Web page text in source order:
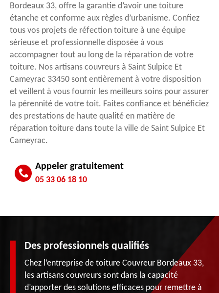
Bordeaux 33, offre la garantie d’avoir une toiture
étanche et conforme aux règles d’urbanisme. Confiez
tous vos projets de réfection toiture à une équipe
sérieuse et professionnelle disposée à vous
accompagner tout au long de la réparation de votre
toiture. Nos artisans couvreurs à Saint Sulpice Et
Cameyrac 33450 sont entièrement à votre disposition
et veillent à vous fournir les meilleurs soins pour assurer
la pérennité de votre toit. Faites confiance et bénéficiez
des prestations de haute qualité en matière de
réparation toiture dans toute la ville de Saint Sulpice Et
Cameyrac.
Appeler gratuitement
05 33 06 18 10
Des professionnels qualifiés
Chez l’entreprise de toiture Couvreur Bordeaux 33,
les artisans couvreurs sont dans la capacité
d’apporter des solutions efficaces pour remettre à